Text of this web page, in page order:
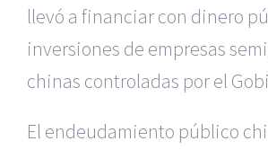
llevó a financiar con dinero
inversiones de empresas
chinas controladas por el
El endeudamiento público